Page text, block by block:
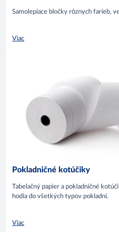
Samolepiace bločky rôznych farieb,
Viac
Pokladničné kotúčiky
Tabelačný papier a pokladničné
hodia do všetkých typov pokladní.
Viac